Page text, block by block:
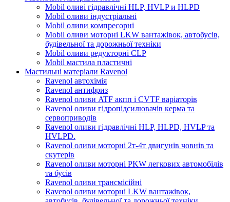
Mobil оливі гідравлічні HLP, HVLP и HLPD
Mobil оливи індустріальні
Mobil оливи компресорні
Mobil оливи моторні LKW вантажівок, автобусів,
будівельної та дорожньої техніки
Mobil оливи редукторні CLP
Mobil мастила пластичні
Мастильні матеріали Ravenol
Ravenol автохімія
Ravenol антифриз
Ravenol оливи ATF акпп і CVTF варіаторів
Ravenol оливи гідропідсилювачів керма та
сервоприводів
Ravenol оливи гідравлічні HLP, HLPD, HVLP та
HVLPD.
Ravenol оливи моторні 2т-4т двигунів човнів та
скутерів
Ravenol оливи моторні PKW легкових автомобілів
та бусів
Ravenol оливи трансмісійні
Ravenol оливи моторні LKW вантажівок,